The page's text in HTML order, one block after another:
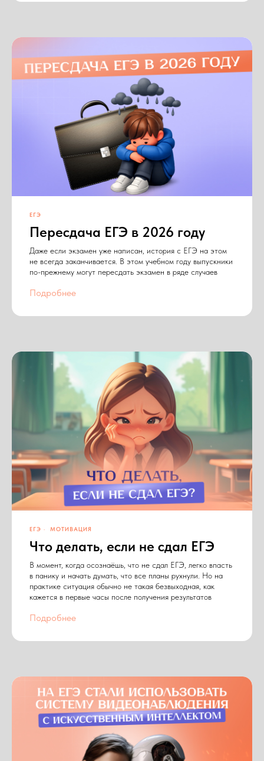
ЕГЭ
Пересдача ЕГЭ в 2026 году
Даже если экзамен уже написан, история с ЕГЭ на этом
не всегда заканчивается. В этом учебном году выпускники
по-прежнему могут пересдать экзамен в ряде случаев
Подробнее
ЕГЭ МОТИВАЦИЯ
Что делать, если не сдал ЕГЭ
В момент, когда осознаёшь, что не сдал ЕГЭ, легко впасть
в панику и начать думать, что все планы рухнули. Но на
практике ситуация обычно не такая безвыходная, как
кажется в первые часы после получения результатов
Подробнее